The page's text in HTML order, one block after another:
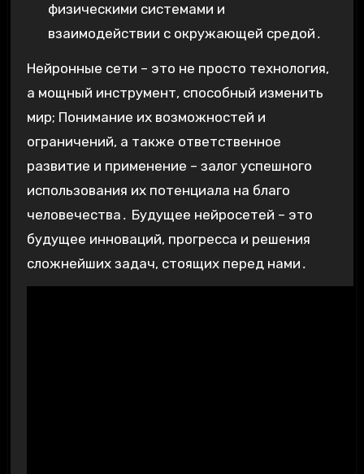
физическими системами и
взаимодействии с окружающей средой․
Нейронные сети – это не просто технология,
а мощный инструмент, способный изменить
мир; Понимание их возможностей и
ограничений, а также ответственное
развитие и применение – залог успешного
использования их потенциала на благо
человечества․ Будущее нейросетей – это
будущее инноваций, прогресса и решения
сложнейших задач, стоящих перед нами․